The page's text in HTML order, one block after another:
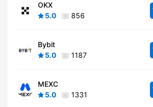
OKX
5.0
856
Bybit
5.0
1187
MEXC
5.0
1331